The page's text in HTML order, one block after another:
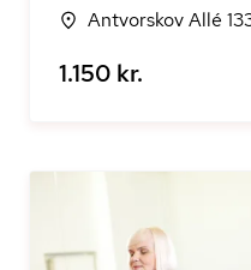
Antvorskov Allé
1.150 kr.